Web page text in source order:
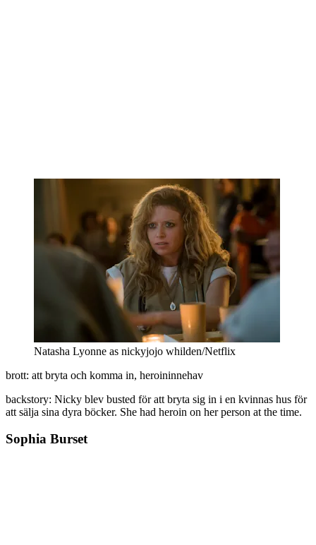
Natasha Lyonne as nickyjojo whilden/Netflix
brott: att bryta och komma in, heroininnehav
backstory: Nicky blev busted för att bryta sig in i en kvinnas hus för
att sälja sina dyra böcker. She had heroin on her person at the time.
Sophia Burset